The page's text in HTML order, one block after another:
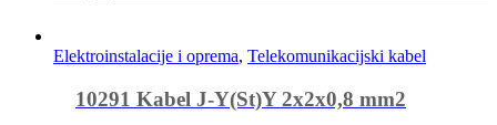
Elektroinstalacije i oprema, Telekomunikacijski kabel
10291 Kabel J-Y(St)Y 2x2x0,8 mm2